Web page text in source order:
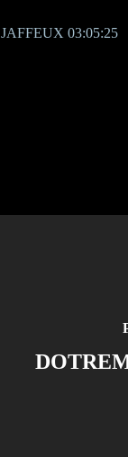
JAFFEUX 03:05:25